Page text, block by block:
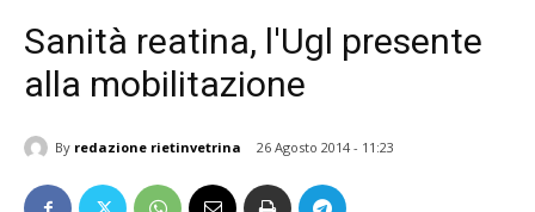
Sanità reatina, l'Ugl presente
alla mobilitazione
By redazione rietinvetrina 26 Agosto 2014 - 11:23